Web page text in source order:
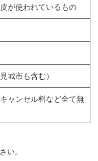
が使われているもの
城市も含む）
ャンセル料など全て無
い。